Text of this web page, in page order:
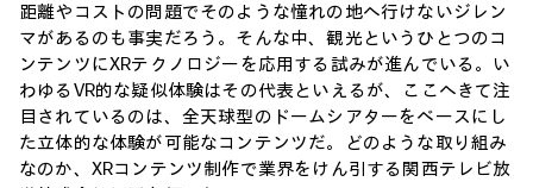
距離やコストの問題でそのような憧れの地へ行けないジレン
マがあるのも事実だろう。そんな中、観光というひとつのコ
ンテンツにXRテクノロジーを応用する試みが進んでいる。い
わゆるVR的な疑似体験はその代表といえるが、ここへきて注
目されているのは、全天球型のドームシアターをベースにし
た立体的な体験が可能なコンテンツだ。どのような取り組み
なのか、XRコンテンツ制作で業界をけん引する関西テレビ放